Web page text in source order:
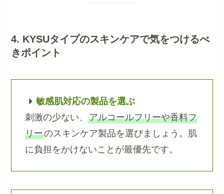
4. KYSUタイプのスキンケアで気をつけるべ
きポイント
敏感肌対応の製品を選ぶ
刺激の少ない、アルコールフリーや香料フ
リーのスキンケア製品を選びましょう。肌
に負担をかけないことが最優先です。